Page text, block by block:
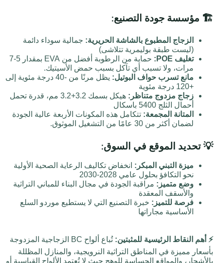
🏗️ مؤسسة جودة التصنيع:
الزجاج المطبوع بالشاشة الحريرية: جمالية سوداء دائمة
(ليست طبقة بوليمرية تتلاشى)
تغليف POE:
حماية من الرطوبة أفضل من EVA بمقدار 5-7
مرات، ولا تسبب أي تآكل بسبب حمض الأسيتيك.
مانع تسرب حواف البوتيل:
يظل مرنًا من -40 درجة مئوية إلى
+120 درجة مئوية
زجاج مزدوج متناظر:
هيكل بسمك 3.2+3.2 مم، قدرة تحمل
أحمال الثلج 5400 باسكال
المتانة المجمعة: تتكامل هذه المكونات الأربعة عالية الجودة
لضمان أكثر من 30 عامًا من التشغيل الموثوق.
💡 تحديد الموقع في السوق:
ميزة التبني المبكر: انخفاض تكاليف الرعاية الصحية الأولية
نحو التكافؤ بحلول عامي 2028-2030
وضع متميز: مراقبة الجودة في مجال البناء للمباني التراثية
والأسقف المعقدة
فرصة للتميز: خبرة التصنيع التي لا يستطيع موردو السلع
الأساسية مجاراتها
⚡ أهم النقاط الرئيسية للمثبتين:
تُباع ألواح BC الزجاجية المزدوجة
بأسعار مميزة في المناطق التراثية النرويجية، والمنازل المظللة
بالأشجار، والمواقع الحساسة للوهج حيث لا تُعتمد الألواح القياسية أو